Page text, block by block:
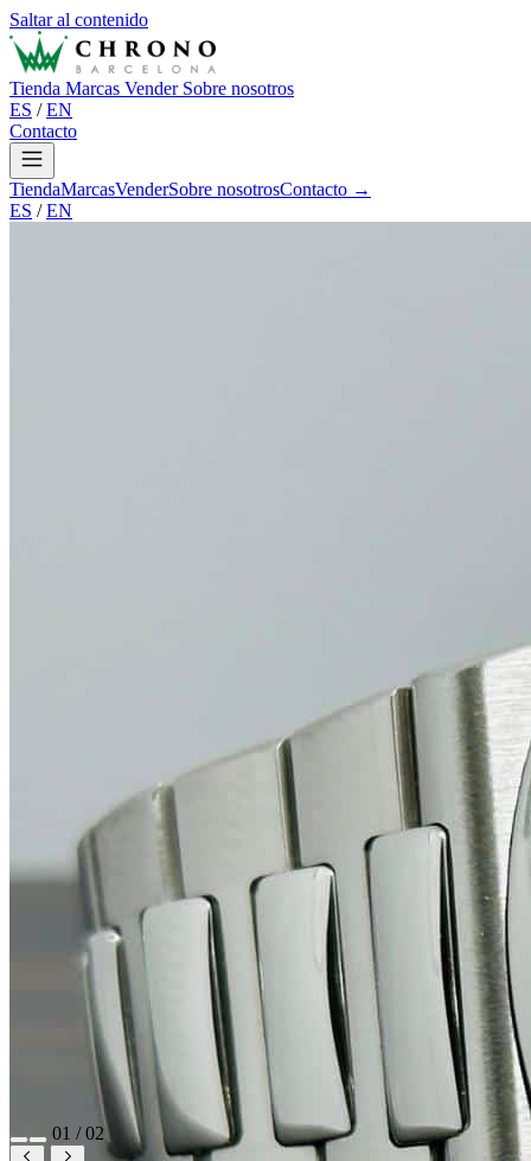
Saltar al contenido
Tienda Marcas Vender Sobre nosotros
ES / EN
Contacto
TiendaMarcasVenderSobre nosotrosContacto →
ES / EN
01 / 02